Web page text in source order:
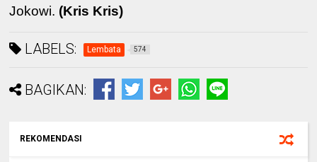
Jokowi. (Kris Kris)
LABELS: Lembata 574
BAGIKAN:
REKOMENDASI